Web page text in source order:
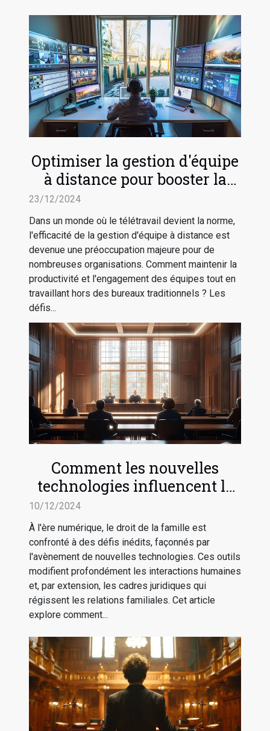
Optimiser la gestion d'équipe
à distance pour booster la
23/12/2024
Dans un monde où le télétravail devient la norme,
l'efficacité de la gestion d'équipe à distance est
devenue une préoccupation majeure pour de
nombreuses organisations. Comment maintenir la
productivité et l'engagement des équipes tout en
travaillant hors des bureaux traditionnels ? Les
défis...
Comment les nouvelles
technologies influencent le
droit de la famille
10/12/2024
À l'ère numérique, le droit de la famille est
confronté à des défis inédits, façonnés par
l'avènement de nouvelles technologies. Ces outils
modifient profondément les interactions humaines
et, par extension, les cadres juridiques qui
régissent les relations familiales. Cet article
explore comment...